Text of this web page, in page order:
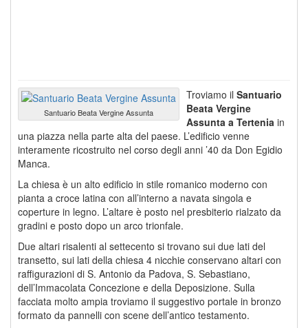
Santuario Beata Vergine Assunta
Troviamo il Santuario
Beata Vergine
Assunta a Tertenia in
una piazza nella parte alta del paese. L’edificio venne
interamente ricostruito nel corso degli anni ’40 da Don Egidio
Manca.
La chiesa è un alto edificio in stile romanico moderno con
pianta a croce latina con all’interno a navata singola e
coperture in legno. L’altare è posto nel presbiterio rialzato da
gradini e posto dopo un arco trionfale.
Due altari risalenti al settecento si trovano sui due lati del
transetto, sui lati della chiesa 4 nicchie conservano altari con
raffigurazioni di S. Antonio da Padova, S. Sebastiano,
dell’Immacolata Concezione e della Deposizione. Sulla
facciata molto ampia troviamo il suggestivo portale in bronzo
formato da pannelli con scene dell’antico testamento.